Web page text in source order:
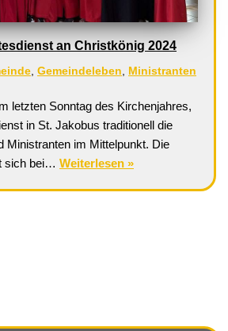
an Christkönig 2024
, Gemeindeleben, Ministranten
letzten Sonntag des Kirchenjahres,
in St. Jakobus traditionell die
Ministranten im Mittelpunkt. Die
sich bei… Weiterlesen »